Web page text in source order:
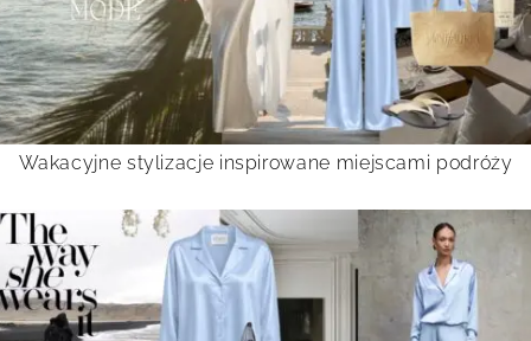
Wakacyjne stylizacje inspirowane miejscami podróży